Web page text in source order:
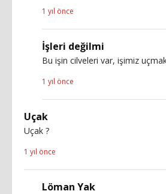
1 yıl önce
İşleri değilmi
Bu işin cilveleri var, işimiz
1 yıl önce
Uçak
Uçak ?
1 yıl önce
Löman Yak